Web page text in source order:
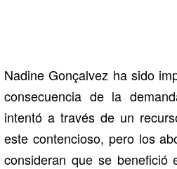
Nadine Gonçalvez ha sido
consecuencia de la
intentó a través de un
este contencioso, pero los
consideran que se benefició